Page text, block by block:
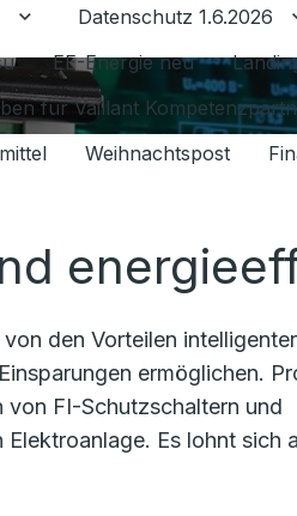
Untermenü für Ratgeber
Datenschutz 1.6.2026
EE-Energie neu
für Vaillant
Weihnachtspost
den Vorteilen
ermöglichen.
FI-Schutzschaltern und
Es lohnt sich